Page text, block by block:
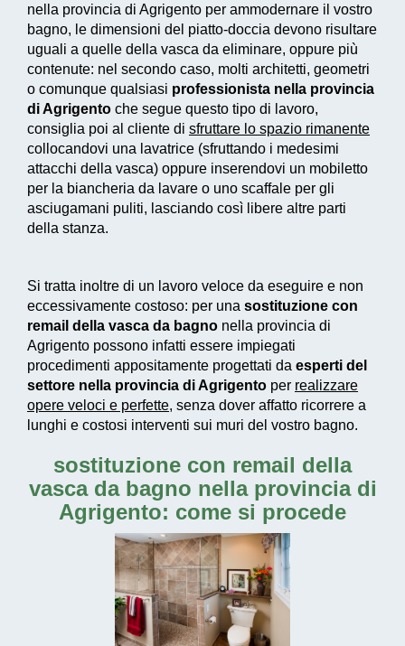
nella provincia di Agrigento per ammodernare il vostro
bagno, le dimensioni del piatto-doccia devono risultare
uguali a quelle della vasca da eliminare, oppure più
contenute: nel secondo caso, molti architetti, geometri
o comunque qualsiasi professionista nella provincia
di Agrigento che segue questo tipo di lavoro,
consiglia poi al cliente di sfruttare lo spazio rimanente
collocandovi una lavatrice (sfruttando i medesimi
attacchi della vasca) oppure inserendovi un mobiletto
per la biancheria da lavare o uno scaffale per gli
asciugamani puliti, lasciando così libere altre parti
della stanza.
Si tratta inoltre di un lavoro veloce da eseguire e non
eccessivamente costoso: per una sostituzione con
remail della vasca da bagno nella provincia di
Agrigento possono infatti essere impiegati
procedimenti appositamente progettati da esperti del
settore nella provincia di Agrigento per realizzare
opere veloci e perfette, senza dover affatto ricorrere a
lunghi e costosi interventi sui muri del vostro bagno.
sostituzione con remail della
vasca da bagno nella provincia di
Agrigento: come si procede